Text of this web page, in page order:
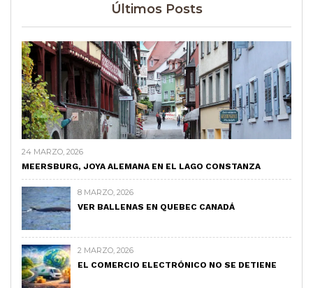
Últimos Posts
24 MARZO, 2026
MEERSBURG, JOYA ALEMANA EN EL LAGO CONSTANZA
8 MARZO, 2026
VER BALLENAS EN QUEBEC CANADÁ
2 MARZO, 2026
EL COMERCIO ELECTRÓNICO NO SE DETIENE